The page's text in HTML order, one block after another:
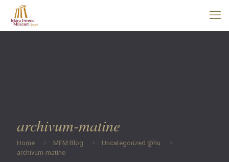
archivum-matine
Home MFM Blog
Uncategorized @hu
archivum-matine